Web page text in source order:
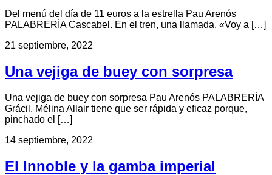
Del menú del día de 11 euros a la estrella Pau Arenós
PALABRERÍA Cascabel. En el tren, una llamada. «Voy a […]
21 septiembre, 2022
Una vejiga de buey con sorpresa
Una vejiga de buey con sorpresa Pau Arenós PALABRERÍA
Grácil. Mélina Allair tiene que ser rápida y eficaz porque,
pinchado el […]
14 septiembre, 2022
El Innoble y la gamba imperial